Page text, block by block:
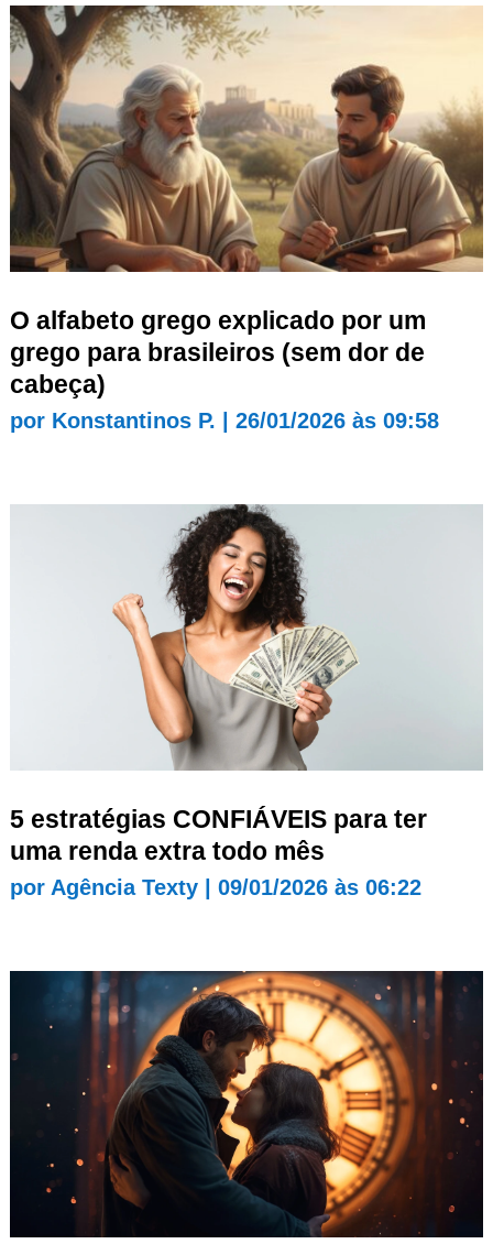
O alfabeto grego explicado por um
grego para brasileiros (sem dor de
cabeça)
por Konstantinos P. 26/01/2026 às 09:58
5 estratégias CONFIÁVEIS para ter
uma renda extra todo mês
por Agência Texty| 09/01/2026 às 06:22